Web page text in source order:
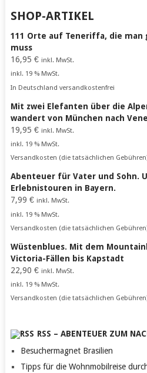
SHOP-ARTIKEL
111 Orte auf Teneriffa, die man
muss
16,95 € inkl. MwSt.
inkl. 19 % MwSt.
In Deutschland versandkostenfrei
Mit zwei Elefanten über die
wandert von München nach
19,95 € inkl. MwSt.
inkl. 19 % MwSt.
Versandkosten (die tatsächlichen
Abenteuer für Vater und Sohn.
Erlebnistouren in Bayern.
7,99 € inkl. MwSt.
inkl. 19 % MwSt.
Versandkosten (die tatsächlichen
Wüstenblues. Mit dem
Victoria-Fällen bis Kapstadt
22,90 € inkl. MwSt.
inkl. 19 % MwSt.
Versandkosten (die tatsächlichen
RSS – ABENTEUER ZUM
Besuchermagnet Brasilien
Tipps für die Wohnmobilreise